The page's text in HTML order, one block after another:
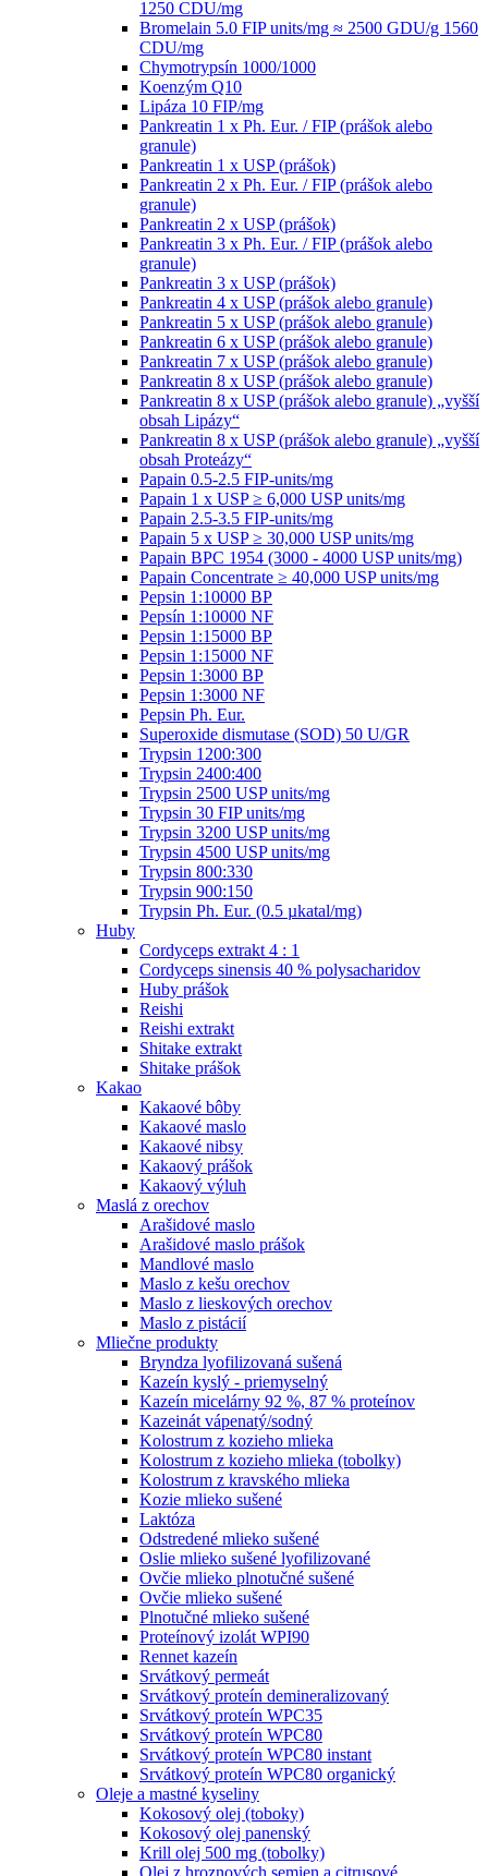
1250 CDU/mg
Bromelain 5.0 FIP units/mg ≈ 2500 GDU/g 1560
CDU/mg
Chymotrypsín 1000/1000
Koenzým Q10
Lipáza 10 FIP/mg
Pankreatin 1 x Ph. Eur. / FIP (prášok alebo
granule)
Pankreatin 1 x USP (prášok)
Pankreatin 2 x Ph. Eur. / FIP (prášok alebo
granule)
Pankreatin 2 x USP (prášok)
Pankreatin 3 x Ph. Eur. / FIP (prášok alebo
granule)
Pankreatin 3 x USP (prášok)
Pankreatin 4 x USP (prášok alebo granule)
Pankreatin 5 x USP (prášok alebo granule)
Pankreatin 6 x USP (prášok alebo granule)
Pankreatin 7 x USP (prášok alebo granule)
Pankreatin 8 x USP (prášok alebo granule)
Pankreatin 8 x USP (prášok alebo granule) „vyšší
obsah Lipázy“
Pankreatin 8 x USP (prášok alebo granule) „vyšší
obsah Proteázy“
Papain 0.5-2.5 FIP-units/mg
Papain 1 x USP ≥ 6,000 USP units/mg
Papain 2.5-3.5 FIP-units/mg
Papain 5 x USP ≥ 30,000 USP units/mg
Papain BPC 1954 (3000 - 4000 USP units/mg)
Papain Concentrate ≥ 40,000 USP units/mg
Pepsin 1:10000 BP
Pepsín 1:10000 NF
Pepsin 1:15000 BP
Pepsin 1:15000 NF
Pepsin 1:3000 BP
Pepsin 1:3000 NF
Pepsin Ph. Eur.
Superoxide dismutase (SOD) 50 U/GR
Trypsin 1200:300
Trypsin 2400:400
Trypsin 2500 USP units/mg
Trypsin 30 FIP units/mg
Trypsin 3200 USP units/mg
Trypsin 4500 USP units/mg
Trypsin 800:330
Trypsin 900:150
Trypsin Ph. Eur. (0.5 µkatal/mg)
Huby
Cordyceps extrakt 4 : 1
Cordyceps sinensis 40 % polysacharidov
Huby prášok
Reishi
Reishi extrakt
Shitake extrakt
Shitake prášok
Kakao
Kakaové bôby
Kakaové maslo
Kakaové nibsy
Kakaový prášok
Kakaový výluh
Maslá z orechov
Arašidové maslo
Arašidové maslo prášok
Mandlové maslo
Maslo z kešu orechov
Maslo z lieskových orechov
Maslo z pistácií
Mliečne produkty
Bryndza lyofilizovaná sušená
Kazeín kyslý - priemyselný
Kazeín micelárny 92 %, 87 % proteínov
Kazeinát vápenatý/sodný
Kolostrum z kozieho mlieka
Kolostrum z kozieho mlieka (tobolky)
Kolostrum z kravského mlieka
Kozie mlieko sušené
Laktóza
Odstredené mlieko sušené
Oslie mlieko sušené lyofilizované
Ovčie mlieko plnotučné sušené
Ovčie mlieko sušené
Plnotučné mlieko sušené
Proteínový izolát WPI90
Rennet kazeín
Srvátkový permeát
Srvátkový proteín demineralizovaný
Srvátkový proteín WPC35
Srvátkový proteín WPC80
Srvátkový proteín WPC80 instant
Srvátkový proteín WPC80 organický
Oleje a mastné kyseliny
Kokosový olej (toboky)
Kokosový olej panenský
Krill olej 500 mg (tobolky)
Olej z hroznových semien a citrusové